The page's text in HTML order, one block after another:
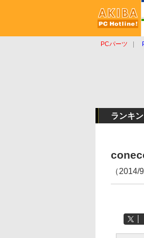
PCパーツ
ランキ
（2014/